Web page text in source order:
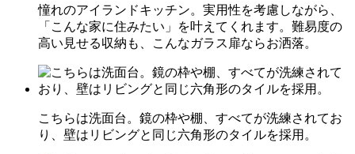
憧れのアイランドキッチン。実用性を考慮しながら、
「こんな家に住みたい」を叶えてくれます。難易度の
高い見せる収納も、こんなガラス扉ならお洒落。
こちらは洗面台。鏡の枠や棚、すべてが洗練されてお
り、壁はリビングと同じ六角形のタイルを採用。